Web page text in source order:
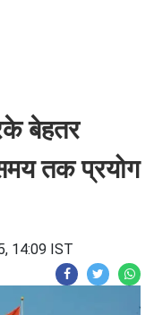
बेहतर
तक प्रयोग
14:09 IST